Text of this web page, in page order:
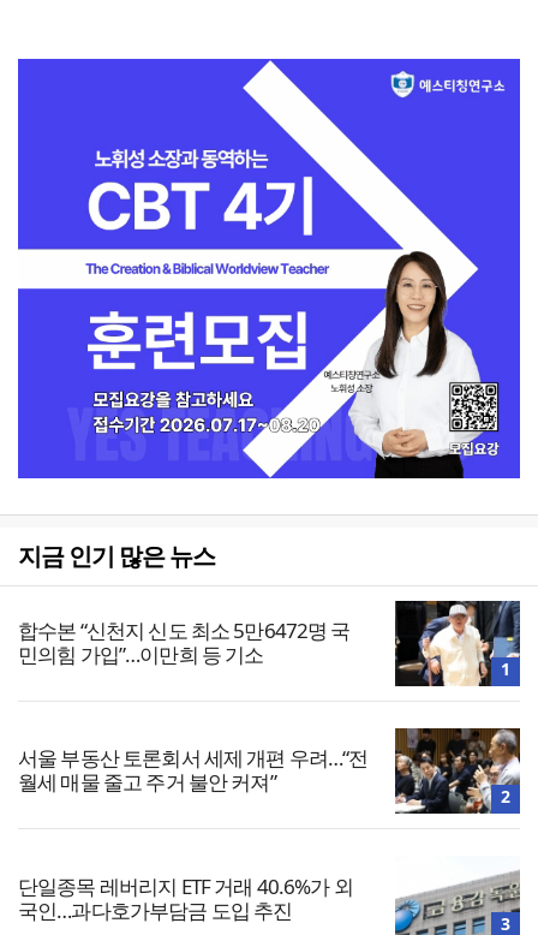
지금 인기 많은 뉴스
합수본 “신천지 신도 최소 5만6472명 국
민의힘 가입”…이만희 등 기소
1
서울 부동산 토론회서 세제 개편 우려…“전
월세 매물 줄고 주거 불안 커져”
2
단일종목 레버리지 ETF 거래 40.6%가 외
국인…과다호가부담금 도입 추진
3